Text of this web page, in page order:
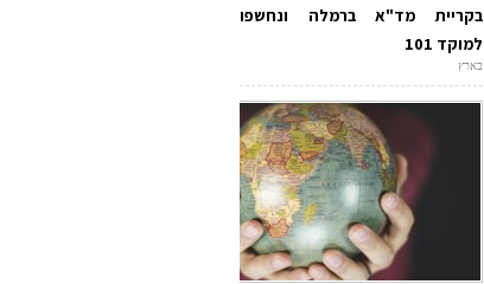
בקריית מד"א ברמלה ונחשפו
למוקד 101
בארץ